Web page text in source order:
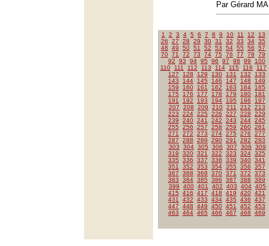
Par Gérard
1 2 3 4 5 6 7 8 9 10 11 12
13
26
27 28 29 30 31 32 33 34 35
48
49 50 51 52 53 54 55 56
57
70 71 72 73 74 75 76 77 78
79
92
93 94 95 96 97 98 99
100
110
111 112 113 114 115 116
117
127
128 129 130 131 132
133
143
144 145 146 147 148
149
159
160 161 162 163 164
165
175
176 177 178 179 180
181
191
192 193 194 195 196
197
207
208 209 210 211 212
213
223
224 225 226 227 228
229
239
240 241 242 243 244 245
255
256 257 258 259 260 261
271
272 273 274 275 276
277
287
288 289 290 291 292
293
303
304 305 306 307 308
309
319
320 321 322 323 324 325
335
336 337 338 339 340 341
351
352 353 354 355 356
357
367
368 369 370 371 372
373
383
384 385 386 387 388
389
399
400 401 402 403 404 405
415
416 417 418 419 420 421
431
432 433 434 435 436
437
447
448 449 450 451 452
453
463
464 465 466 467 468 469